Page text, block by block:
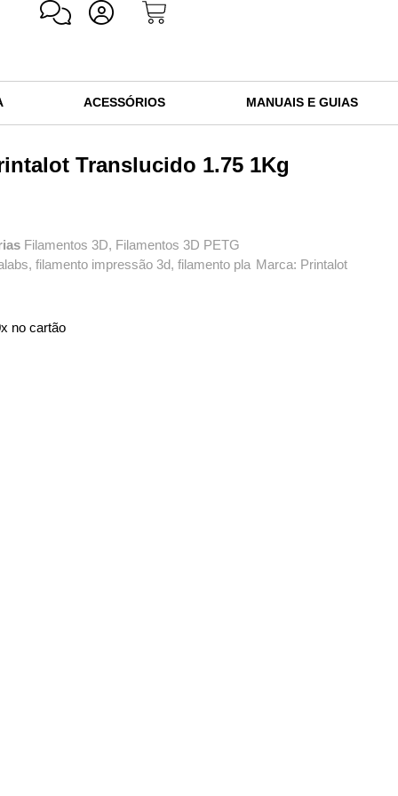
ACESSÓRIOS MANUAIS E GUIAS
Translucido 1.75 1Kg
Filamentos 3D, Filamentos 3D PETG
, filamento impressão 3d, filamento pla Marca: Printalot
no cartão